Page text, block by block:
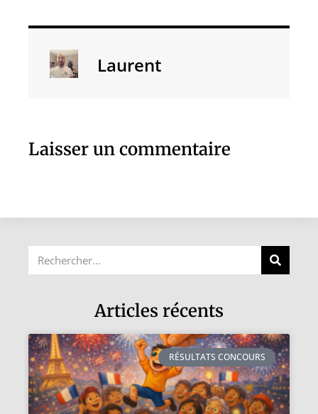
Laurent
Laisser un commentaire
Articles récents
RÉSULTATS CONCOURS